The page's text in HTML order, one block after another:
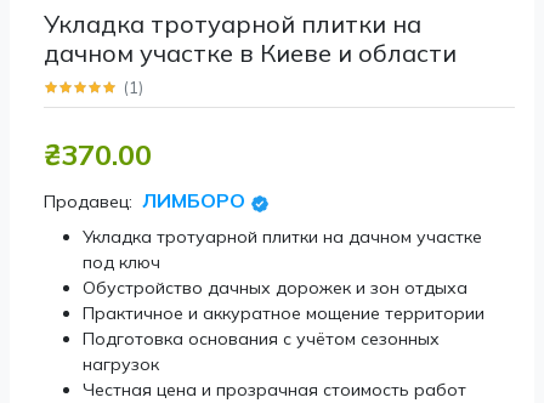
Укладка тротуарной плитки на
дачном участке в Киеве и области
(1)
₴370.00
Продавец: ЛИМБОРО
Укладка тротуарной плитки на дачном участке
под ключ
Обустройство дачных дорожек и зон отдыха
Практичное и аккуратное мощение территории
Подготовка основания с учётом сезонных
нагрузок
Честная цена и прозрачная стоимость работ